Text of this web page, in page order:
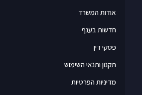
אודות המשרד
חדשות בענף
פסקי דין
תקנון ותנאי השימוש
מדיניות הפרטיות